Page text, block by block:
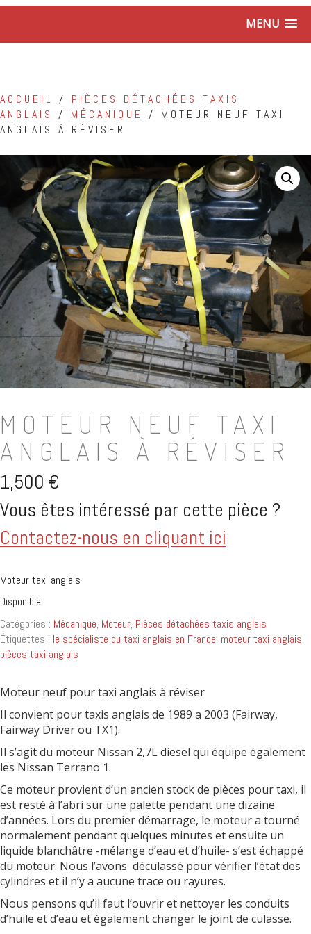
MENU
ACCUEIL / PIÈCES DÉTACHÉES TAXIS
ANGLAIS
/ MÉCANIQUE / MOTEUR NEUF TAXI
ANGLAIS À RÉVISER
MOTEUR NEUF TAXI
ANGLAIS À RÉVISER
1,500 €
Vous êtes intéressé par cette pièce ?
Contactez-nous en cliquant ici
Moteur taxi anglais
Disponible
Catégories : Mécanique, Moteur, Pièces détachées taxis anglais
Étiquettes : le spécialiste du taxi anglais en France, moteur taxi anglais,
pièces taxi anglais
Moteur neuf pour taxi anglais à réviser
Il convient pour taxis anglais de 1989 a 2003 (Fairway,
Fairway Driver ou TX1).
Il s’agit du moteur Nissan 2,7L diesel qui équipe également
les Nissan Terrano 1.
Ce moteur provient d’un ancien stock de pièces pour taxi, il
est resté à l’abri sur une palette pendant une dizaine
d’années. Lors du premier démarrage, le moteur a tourné
normalement pendant quelques minutes et ensuite un
liquide blanchâtre -mélange d’eau et d’huile- s’est échappé
du moteur. Nous l’avons déculassé pour vérifier l’état des
cylindres et il n’y a aucune trace ou rayures.
Nous pensons qu’il faut l’ouvrir et nettoyer les conduits
d’huile et d’eau et également changer le joint de culasse.